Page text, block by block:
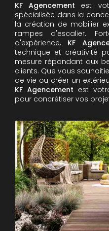
KF Agencement est
spécialisée dans la
la création de mobilier
rampes d'escalier.
d'expérience, KF
technique et créativité
mesure répondant aux
clients. Que vous
de vie ou créer un
KF Agencement est
pour concrétiser vos